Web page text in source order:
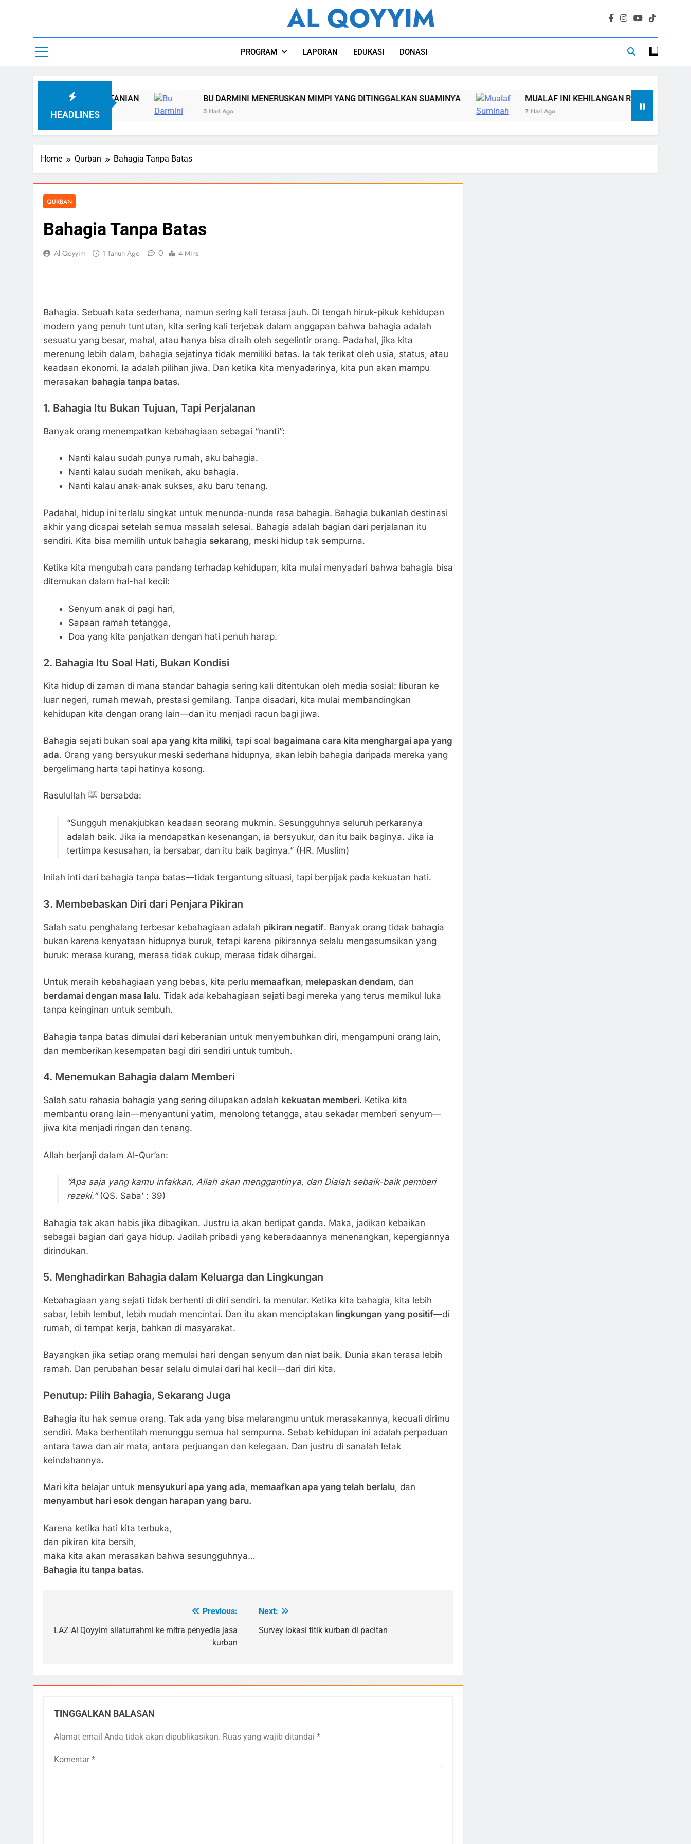
AL QOYYIM
PROGRAM LAPORAN EDUKASI DONASI
HEADLINES
BU DARMINI MENERUSKAN MIMPI YANG DITINGGALKAN SUAMINYA
5 Hari Ago
MUALAF INI KEHILANGAN RUMAH, TETAPI TIDAK
7 Hari Ago
Home Qurban Bahagia Tanpa Batas
QURBAN
Bahagia Tanpa Batas
Al Qoyyim 1 Tahun Ago 0 4 Mins
Bahagia. Sebuah kata sederhana, namun sering kali terasa jauh. Di tengah hiruk-pikuk kehidupan
modern yang penuh tuntutan, kita sering kali terjebak dalam anggapan bahwa bahagia adalah
sesuatu yang besar, mahal, atau hanya bisa diraih oleh segelintir orang. Padahal, jika kita
merenung lebih dalam, bahagia sejatinya tidak memiliki batas. Ia tak terikat oleh usia, status, atau
keadaan ekonomi. Ia adalah pilihan jiwa. Dan ketika kita menyadarinya, kita pun akan mampu
merasakan bahagia tanpa batas.
1. Bahagia Itu Bukan Tujuan, Tapi Perjalanan
Banyak orang menempatkan kebahagiaan sebagai “nanti”:
Nanti kalau sudah punya rumah, aku bahagia.
Nanti kalau sudah menikah, aku bahagia.
Nanti kalau anak-anak sukses, aku baru tenang.
Padahal, hidup ini terlalu singkat untuk menunda-nunda rasa bahagia. Bahagia bukanlah destinasi
akhir yang dicapai setelah semua masalah selesai. Bahagia adalah bagian dari perjalanan itu
sendiri. Kita bisa memilih untuk bahagia sekarang, meski hidup tak sempurna.
Ketika kita mengubah cara pandang terhadap kehidupan, kita mulai menyadari bahwa bahagia bisa
ditemukan dalam hal-hal kecil:
Senyum anak di pagi hari,
Sapaan ramah tetangga,
Doa yang kita panjatkan dengan hati penuh harap.
2. Bahagia Itu Soal Hati, Bukan Kondisi
Kita hidup di zaman di mana standar bahagia sering kali ditentukan oleh media sosial: liburan ke
luar negeri, rumah mewah, prestasi gemilang. Tanpa disadari, kita mulai membandingkan
kehidupan kita dengan orang lain—dan itu menjadi racun bagi jiwa.
Bahagia sejati bukan soal apa yang kita miliki, tapi soal bagaimana cara kita menghargai apa yang
ada. Orang yang bersyukur meski sederhana hidupnya, akan lebih bahagia daripada mereka yang
bergelimang harta tapi hatinya kosong.
Rasulullah ﷺ bersabda:
“Sungguh menakjubkan keadaan seorang mukmin. Sesungguhnya seluruh perkaranya
adalah baik. Jika ia mendapatkan kesenangan, ia bersyukur, dan itu baik baginya. Jika ia
tertimpa kesusahan, ia bersabar, dan itu baik baginya.” (HR. Muslim)
Inilah inti dari bahagia tanpa batas—tidak tergantung situasi, tapi berpijak pada kekuatan hati.
3. Membebaskan Diri dari Penjara Pikiran
Salah satu penghalang terbesar kebahagiaan adalah pikiran negatif. Banyak orang tidak bahagia
bukan karena kenyataan hidupnya buruk, tetapi karena pikirannya selalu mengasumsikan yang
buruk: merasa kurang, merasa tidak cukup, merasa tidak dihargai.
Untuk meraih kebahagiaan yang bebas, kita perlu memaafkan, melepaskan dendam, dan
berdamai dengan masa lalu. Tidak ada kebahagiaan sejati bagi mereka yang terus memikul luka
tanpa keinginan untuk sembuh.
Bahagia tanpa batas dimulai dari keberanian untuk menyembuhkan diri, mengampuni orang lain,
dan memberikan kesempatan bagi diri sendiri untuk tumbuh.
4. Menemukan Bahagia dalam Memberi
Salah satu rahasia bahagia yang sering dilupakan adalah kekuatan memberi. Ketika kita
membantu orang lain—menyantuni yatim, menolong tetangga, atau sekadar memberi senyum—
jiwa kita menjadi ringan dan tenang.
Allah berjanji dalam Al-Qur’an:
“Apa saja yang kamu infakkan, Allah akan menggantinya, dan Dialah sebaik-baik pemberi
rezeki.”(QS. Saba’ : 39)
Bahagia tak akan habis jika dibagikan. Justru ia akan berlipat ganda. Maka, jadikan kebaikan
sebagai bagian dari gaya hidup. Jadilah pribadi yang keberadaannya menenangkan, kepergiannya
dirindukan.
5. Menghadirkan Bahagia dalam Keluarga dan Lingkungan
Kebahagiaan yang sejati tidak berhenti di diri sendiri. Ia menular. Ketika kita bahagia, kita lebih
sabar, lebih lembut, lebih mudah mencintai. Dan itu akan menciptakan lingkungan yang positif—di
rumah, di tempat kerja, bahkan di masyarakat.
Bayangkan jika setiap orang memulai hari dengan senyum dan niat baik. Dunia akan terasa lebih
ramah. Dan perubahan besar selalu dimulai dari hal kecil—dari diri kita.
Penutup: Pilih Bahagia, Sekarang Juga
Bahagia itu hak semua orang. Tak ada yang bisa melarangmu untuk merasakannya, kecuali dirimu
sendiri. Maka berhentilah menunggu semua hal sempurna. Sebab kehidupan ini adalah perpaduan
antara tawa dan air mata, antara perjuangan dan kelegaan. Dan justru di sanalah letak
keindahannya.
Mari kita belajar untuk mensyukuri apa yang ada, memaafkan apa yang telah berlalu, dan
menyambut hari esok dengan harapan yang baru.
Karena ketika hati kita terbuka,
dan pikiran kita bersih,
maka kita akan merasakan bahwa sesungguhnya…
Bahagia itu tanpa batas.
pos
Previous:
LAZ Al Qoyyim silaturrahmi ke mitra penyedia jasa
kurban
Next:
Survey lokasi titik kurban di pacitan
TINGGALKAN BALASAN
Alamat email Anda tidak akan dipublikasikan. Ruas yang wajib ditandai *
Komentar *